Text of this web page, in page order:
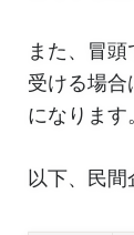
また、冒
受ける場
になります
以下、民間